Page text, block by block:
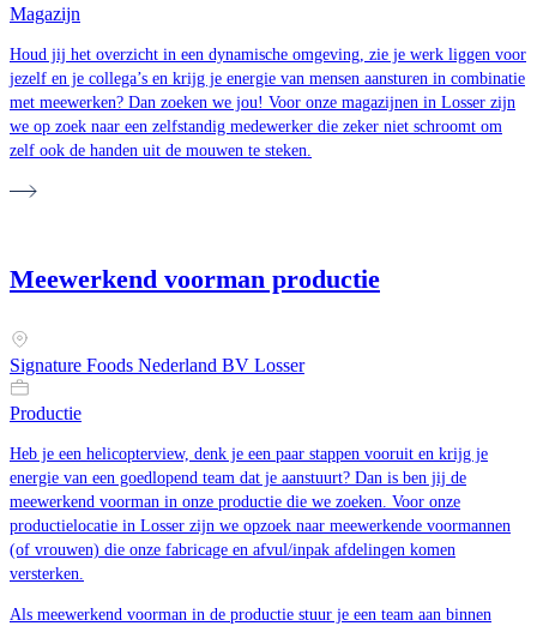
Magazijn
Houd jij het overzicht in een dynamische omgeving, zie je werk liggen voor
jezelf en je collega’s en krijg je energie van mensen aansturen in combinatie
met meewerken? Dan zoeken we jou! Voor onze magazijnen in Losser zijn
we op zoek naar een zelfstandig medewerker die zeker niet schroomt om
zelf ook de handen uit de mouwen te steken.
Meewerkend voorman productie
Signature Foods Nederland BV Losser
Productie
Heb je een helicopterview, denk je een paar stappen vooruit en krijg je
energie van een goedlopend team dat je aanstuurt? Dan is ben jij de
meewerkend voorman in onze productie die we zoeken. Voor onze
productielocatie in Losser zijn we opzoek naar meewerkende voormannen
(of vrouwen) die onze fabricage en afvul/inpak afdelingen komen
versterken.
Als meewerkend voorman in de productie stuur je een team aan binnen